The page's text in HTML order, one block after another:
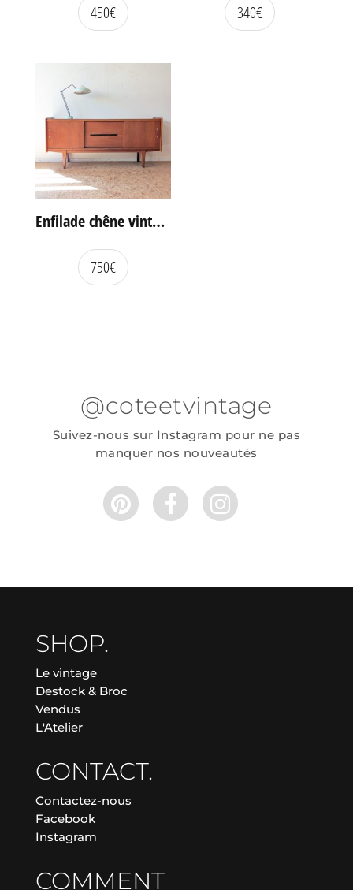
450€ 340€
Enfilade chêne vintage portes coulissantes
750€
@coteetvintage
Suivez-nous sur Instagram pour ne pas
manquer nos nouveautés
SHOP.
Le vintage
Destock & Broc
Vendus
L'Atelier
CONTACT.
Contactez-nous
Facebook
Instagram
COMMENT